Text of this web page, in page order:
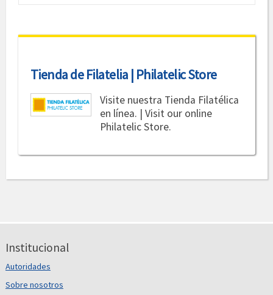
Tienda de Filatelia | Philatelic Store
Visite nuestra Tienda Filatélica
en línea. | Visit our online
Philatelic Store.
Institucional
Autoridades
Sobre nosotros